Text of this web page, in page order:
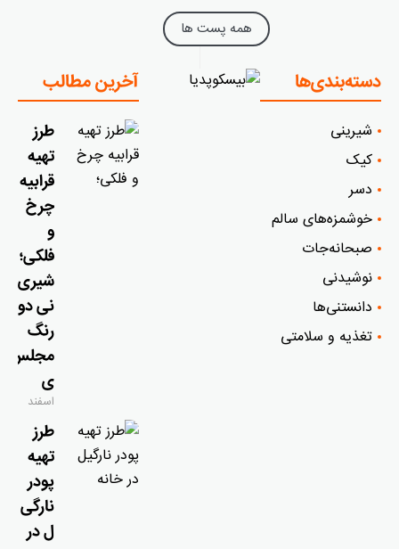
همه پست ها
دسته‌بندی‌ها
شیرینی
کیک
دسر
خوشمزه‌‌های سالم
صبحانه‌جات
نوشیدنی
دانستنی‌ها
تغذیه و سلامتی
آخرین مطالب
طرز
تهیه
قرابیه
چرخ
و
فلکی؛
شیری
نی دو
رنگ
مجلس
ی
اسفند
طرز
تهیه
پودر
نارگی
ل در